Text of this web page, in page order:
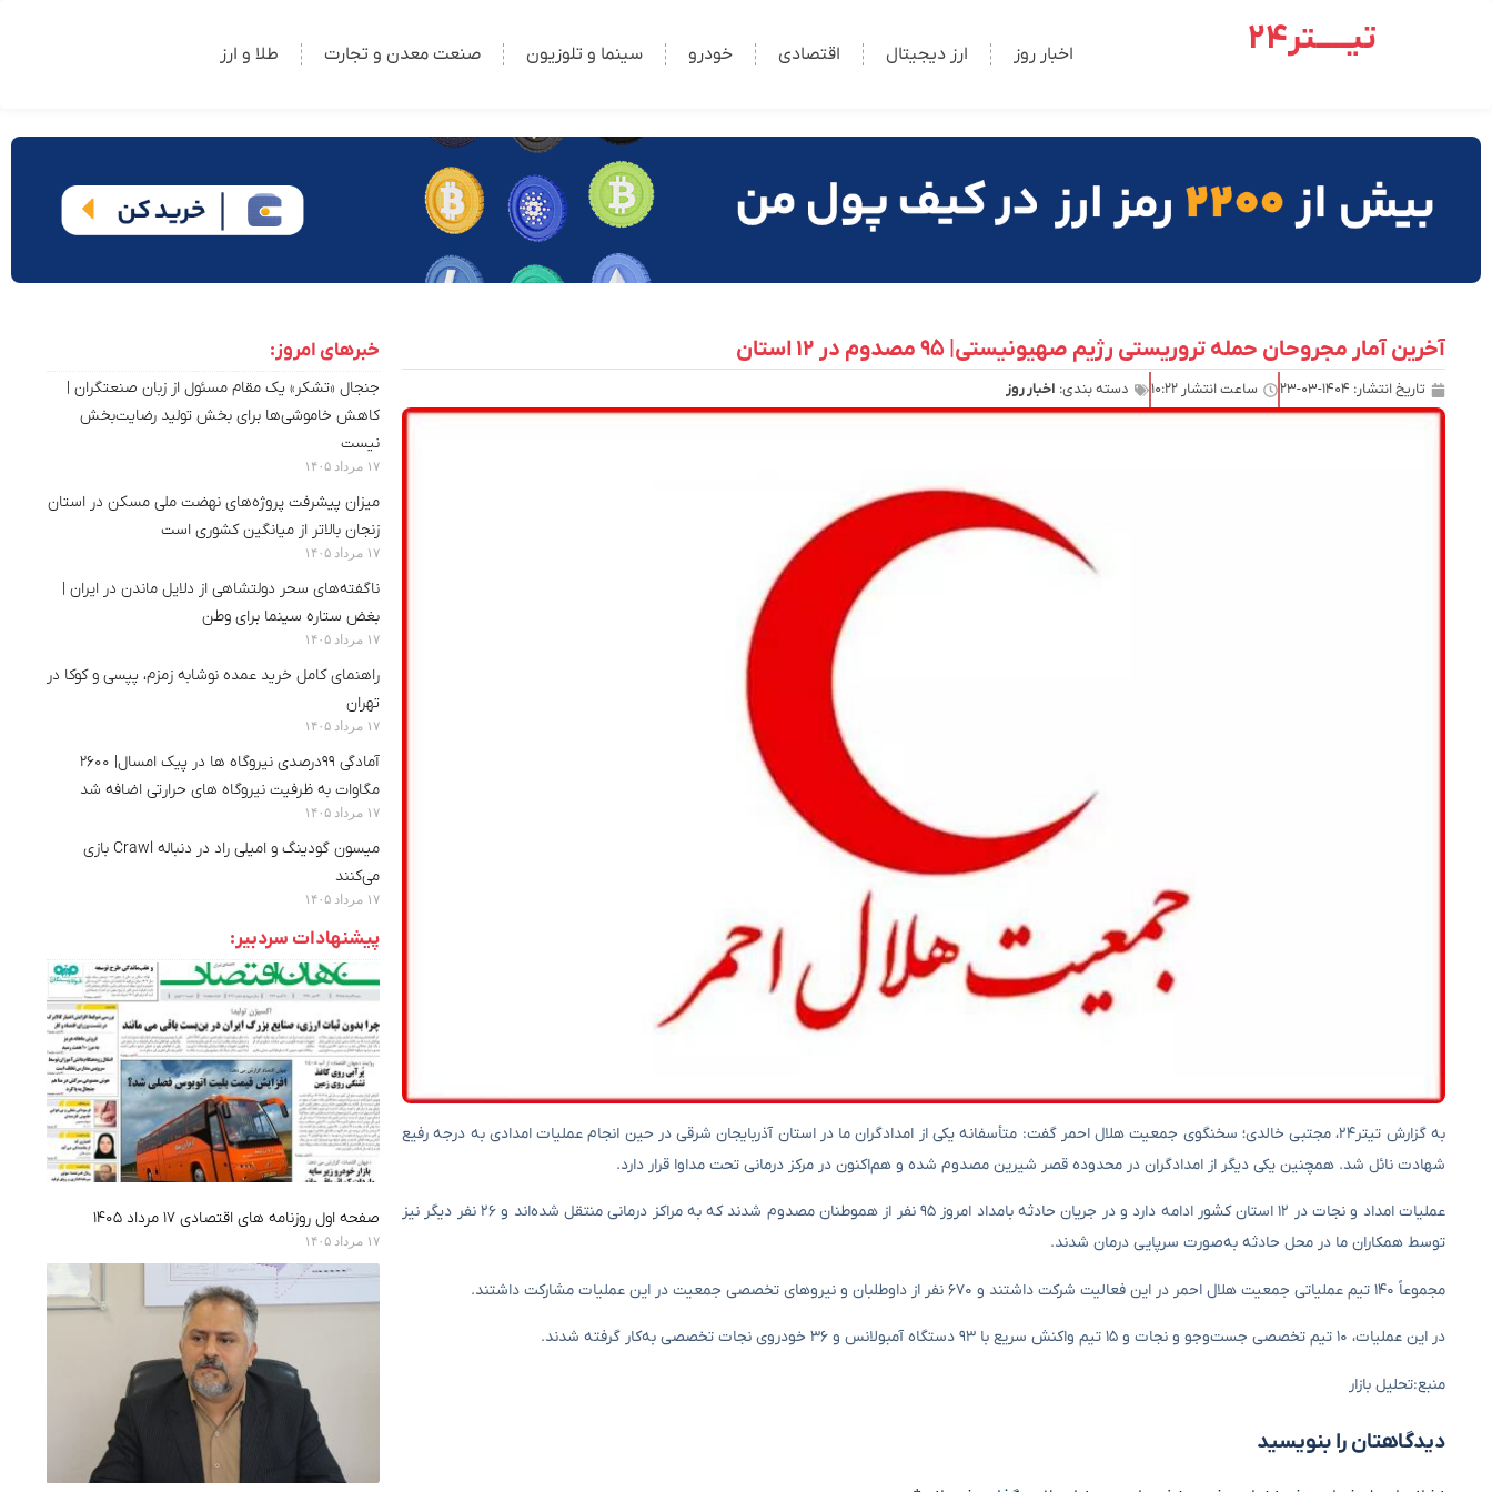
تیـــــتر24 اخبار روز ارز دیجیتال اقتصادی خودرو سینما و تلوزیون صنعت معدن و تجارت طلا و ارز
آخرین آمار مجروحان حمله تروریستی رژیم صهیونیستی| ۹۵ مصدوم در ۱۲ استان
تاریخ انتشار: ۱۴۰۴-۰۳-۲۳ ساعت انتشار ۱۰:۲۲ دسته بندی: اخبار روز
به گزارش تیتر۲۴، مجتبی خالدی؛ سخنگوی جمعیت هلال احمر گفت: متأسفانه یکی از امدادگران ما در استان آذربایجان شرقی در حین انجام عملیات امدادی به درجه رفیع
شهادت نائل شد. همچنین یکی دیگر از امدادگران در محدوده قصر شیرین مصدوم شده و هم‌اکنون در مرکز درمانی تحت مداوا قرار دارد.
عملیات امداد و نجات در ۱۲ استان کشور ادامه دارد و در جریان حادثه بامداد امروز ۹۵ نفر از هموطنان مصدوم شدند که به مراکز درمانی منتقل شده‌اند و ۲۶ نفر دیگر نیز
توسط همکاران ما در محل حادثه به‌صورت سرپایی درمان شدند.
مجموعاً ۱۴۰ تیم عملیاتی جمعیت هلال احمر در این فعالیت شرکت داشتند و ۶۷۰ نفر از داوطلبان و نیروهای تخصصی جمعیت در این عملیات مشارکت داشتند.
در این عملیات، ۱۰ تیم تخصصی جست‌وجو و نجات و ۱۵ تیم واکنش سریع با ۹۳ دستگاه آمبولانس و ۳۶ خودروی نجات تخصصی به‌کار گرفته شدند.
منبع:تحلیل بازار
دیدگاهتان را بنویسید
خبرهای امروز:
جنجال «تشکر» یک مقام مسئول از زبان صنعتگران |
کاهش خاموشی‌ها برای بخش تولید رضایت‌بخش
نیست
۱۷ مرداد ۱۴۰۵
میزان پیشرفت پروژه‌های نهضت ملی مسکن در استان
زنجان بالاتر از میانگین کشوری است
۱۷ مرداد ۱۴۰۵
ناگفته‌های سحر دولتشاهی از دلایل ماندن در ایران |
بغض ستاره سینما برای وطن
۱۷ مرداد ۱۴۰۵
راهنمای کامل خرید عمده نوشابه زمزم، پپسی و کوکا در
تهران
۱۷ مرداد ۱۴۰۵
آمادگی ۹۹درصدی نیروگاه ها در پیک امسال| ۲۶۰۰
مگاوات به ظرفیت نیروگاه های حرارتی اضافه شد
۱۷ مرداد ۱۴۰۵
میسون گودینگ و امیلی راد در دنباله Crawl بازی
می‌کنند
۱۷ مرداد ۱۴۰۵
پیشنهادات سردبیر:
صفحه اول روزنامه های اقتصادی ۱۷ مرداد ۱۴۰۵
۱۷ مرداد ۱۴۰۵